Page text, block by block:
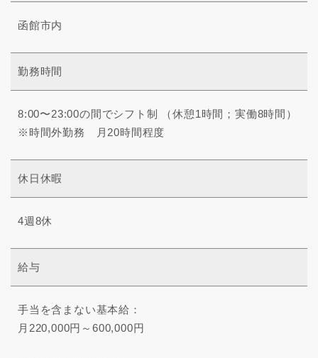
函館市内
勤務時間
8:00〜23:00の間でシフト制 （休憩1時間；実働8時間）
※時間外勤務 月20時間程度
休日休暇
4週8休
給与
手当を含まない基本給：
月220,000円～600,000円